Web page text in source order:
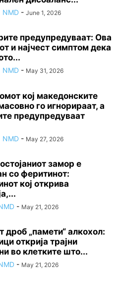
NMD - June 1, 2026
предупредуваат: Ова
и најчест симптом дека
NMD - May 31, 2026
кој македонските
го игнорираат, а
предупредуваат
NMD - May 27, 2026
замор е
со феритинот:
кој открива
- May 21, 2026
дроб „памети“ алкохол:
открија трајни
во клетките што...
- May 21, 2026